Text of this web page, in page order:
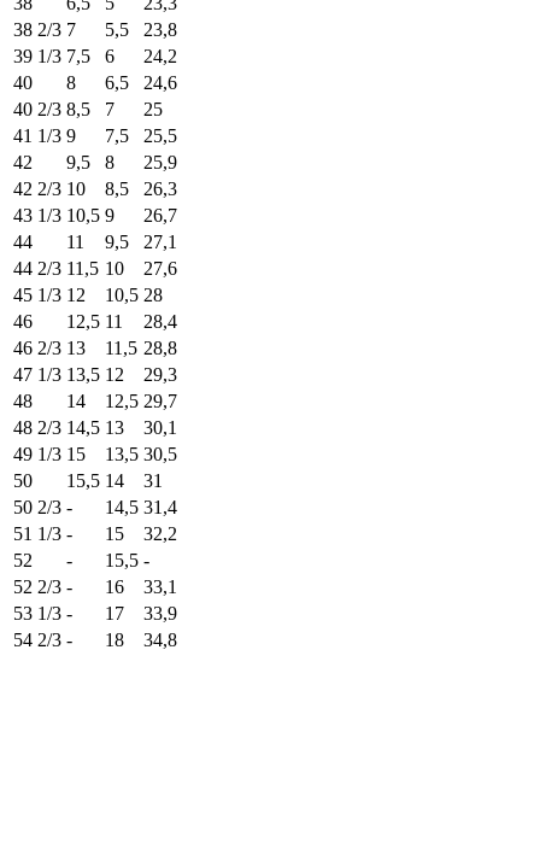
38 2/3 7 5,5
23,8
39 1/3 7,5 6
24,2
40
8 6,5
24,6
40 2/3 8,5 7
25
41 1/3 9 7,5
25,5
42
9,5 8
25,9
42 2/3 10 8,5
26,3
43 1/3 10,5 9
26,7
44
11 9,5
27,1
44 2/3 11,5 10
27,6
45 1/3 12 10,5 28
46
12,5 11
28,4
46 2/3 13 11,5 28,8
47 1/3 13,5 12
29,3
48
14 12,5 29,7
48 2/3 14,5 13
30,1
49 1/3 15 13,5 30,5
50
15,5 14
31
50 2/3 - 14,5 31,4
51 1/3 - 15
32,2
52
- 15,5 -
52 2/3 - 16
33,1
53 1/3 - 17
33,9
54 2/3 - 18 34,8